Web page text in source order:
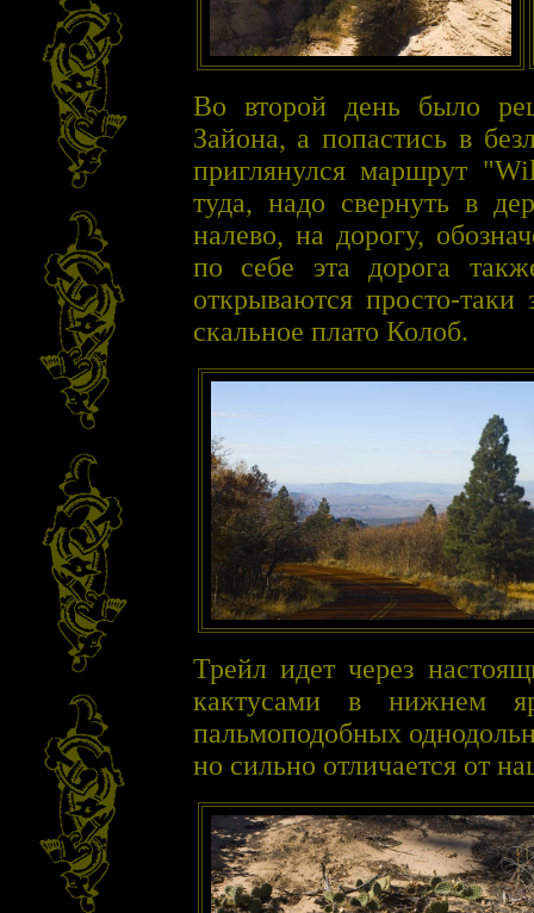
Во второй день было
Зайона, а попастись в
приглянулся маршрут
туда, надо свернуть в
налево, на дорогу,
по себе эта дорога
открываются просто-
скальное плато Колоб.
Трейл идет через
кактусами в нижнем
пальмоподобных
но сильно отличается от